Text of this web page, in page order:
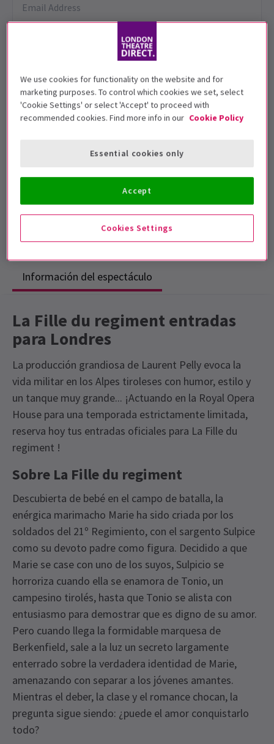
Esta producción se recomienda para
Fechas de función
Duración: 2hrs 40mins
Información del espectáculo
La Fille du regiment entradas
para Londres
La producción grandiosa de Laurent Pelly evoca la
vida militar en los Alpes tiroleses con humor, estilo y
un tanque muy grande... ¡Actuando en la Royal Opera
House para una temporada estrictamente limitada,
reserva hoy tus entradas oficiales para La Fille du
regiment !
Sobre La Fille du regiment
Descubierta de bebé en el campo de batalla, la
enérgica marimacho Marie ha sido criada por los
soldados del 21º Regimiento, con el sargento Sulpice
como su devoto padre como figura. Decidido a que
Marie se case con uno de los suyos, Sulpicio se
horroriza cuando ella se enamora de Tonio, un
campesino tirolés, hasta que Tonio se alista con
entusiasmo para demostrar que es digno de su amor.
Pero cuando llega la formidable marquesa de
Berkenfield, sale a la luz un secreto largamente
enterrado sobre la verdadera identidad de Marie,
amenazando con separar a los jóvenes amantes.
Mientras el deber, la clase y el romance chocan, la
pregunta sigue siendo: ¿puede el amor conquistarlo
todo?
We use cookies for functionality on the website and for
marketing purposes. To control which cookies we set, select
'Cookie Settings' or select 'Accept' to proceed with
recommended cookies. Find more info in our Cookie Policy
Cookies Settings
Essential cookies only
Accept